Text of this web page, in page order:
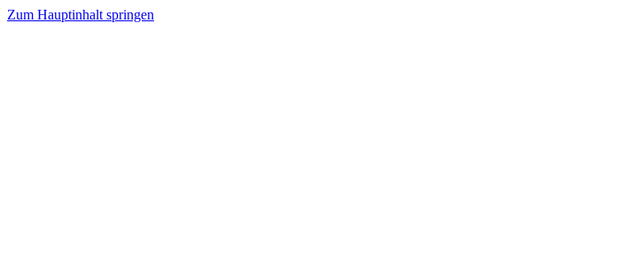
Zum Hauptinhalt springen